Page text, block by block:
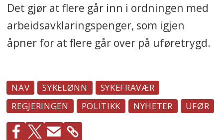
Det gjør at flere går inn i ordningen med
arbeidsavklaringspenger, som igjen
åpner for at flere går over på uføretrygd.
NAV SYKELØNN
SYKEFRAVÆR
REGJERINGEN
POLITIKK NYHETER UFØR